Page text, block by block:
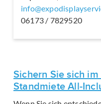
06173 / 7829520
Sichern Sie sich
Standmiete All-